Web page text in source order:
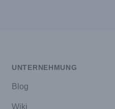
UNTERNEHMUNG
Blog
Wiki